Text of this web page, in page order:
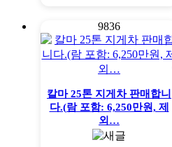
9836
칼마 25톤 지게차 판매합니
다.(람 포함: 6,250만원, 제
외…